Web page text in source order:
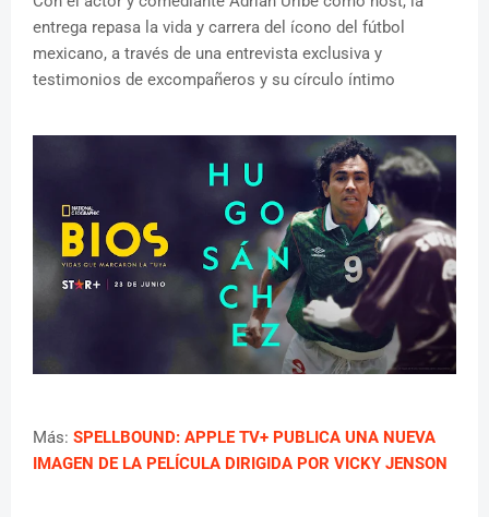
entrega repasa la vida y carrera del ícono del fútbol
mexicano, a través de una entrevista exclusiva y
testimonios de excompañeros y su círculo íntimo
Más: SPELLBOUND: APPLE TV+ PUBLICA UNA NUEVA
IMAGEN DE LA PELÍCULA DIRIGIDA POR VICKY JENSON